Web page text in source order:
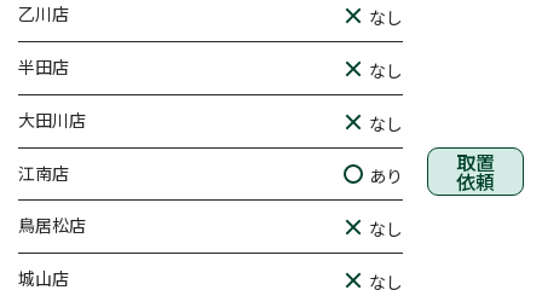
乙川店 なし
半田店 なし
大田川店 なし
江南店 あり 取置
依頼
鳥居松店 なし
城山店 なし